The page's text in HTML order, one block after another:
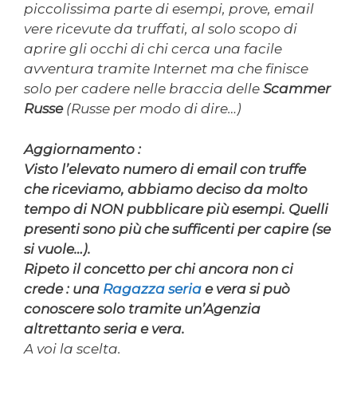
piccolissima parte di esempi, prove, email
vere ricevute da truffati, al solo scopo di
aprire gli occhi di chi cerca una facile
avventura tramite Internet ma che finisce
solo per cadere nelle braccia delle Scammer
Russe(Russe per modo di dire…)
Aggiornamento :
Visto l’elevato numero di email con truffe
che riceviamo, abbiamo deciso da molto
tempo di NON pubblicare più esempi. Quelli
presenti sono più che sufficenti per capire (se
si vuole…).
Ripeto il concetto per chi ancora non ci
crede : una Ragazza seria e vera si può
conoscere solo tramite un’Agenzia
altrettanto seria e vera.
A voi la scelta.